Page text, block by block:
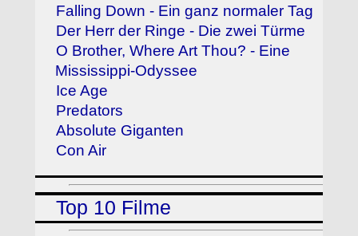
Falling Down - Ein ganz normaler Tag
Der Herr der Ringe - Die zwei Türme
O Brother, Where Art Thou? - Eine
Mississippi-Odyssee
Ice Age
Predators
Absolute Giganten
Con Air
Top 10 Filme